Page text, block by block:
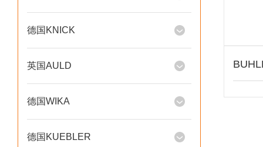
德国KNICK
英国AULD
德国WIKA
德国KUEBLER